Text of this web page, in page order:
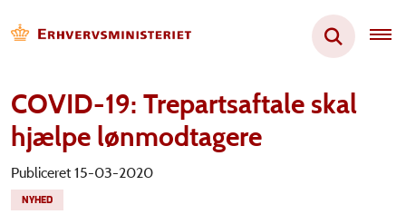
COVID-19: Trepartsaftale skal
hjælpe lønmodtagere
Publiceret 15-03-2020
NYHED